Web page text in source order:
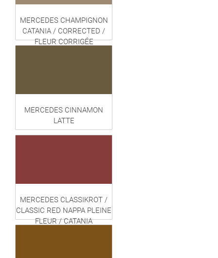
MERCEDES CHAMPIGNON
CATANIA / CORRECTED /
FLEUR CORRIGÉE
MERCEDES CINNAMON
LATTE
MERCEDES CLASSIKROT /
CLASSIC RED NAPPA PLEINE
FLEUR / CATANIA